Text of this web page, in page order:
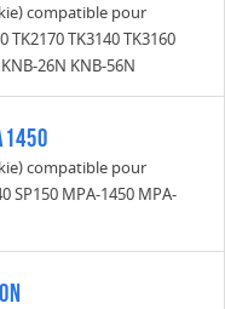
compatible pour
TK2170 TK3140 TK3160
26N KNB-56N
compatible pour
SP150 MPA-1450 MPA-